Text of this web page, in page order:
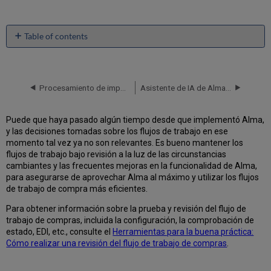
Table of contents
No
Puede que haya pasado algún tiempo desde que implementó Alma,
y las decisiones tomadas sobre los flujos de trabajo en ese
momento tal vez ya no son relevantes. Es bueno mantener los
flujos de trabajo bajo revisión a la luz de las circunstancias
cambiantes y las frecuentes mejoras en la funcionalidad de Alma,
para asegurarse de aprovechar Alma al máximo y utilizar los flujos
de trabajo de compra más eficientes.
Para obtener información sobre la prueba y revisión del flujo de
trabajo de compras, incluida la configuración, la comprobación de
estado, EDI, etc., consulte el Herramientas para la buena práctica:
Cómo realizar una revisión del flujo de trabajo de compras